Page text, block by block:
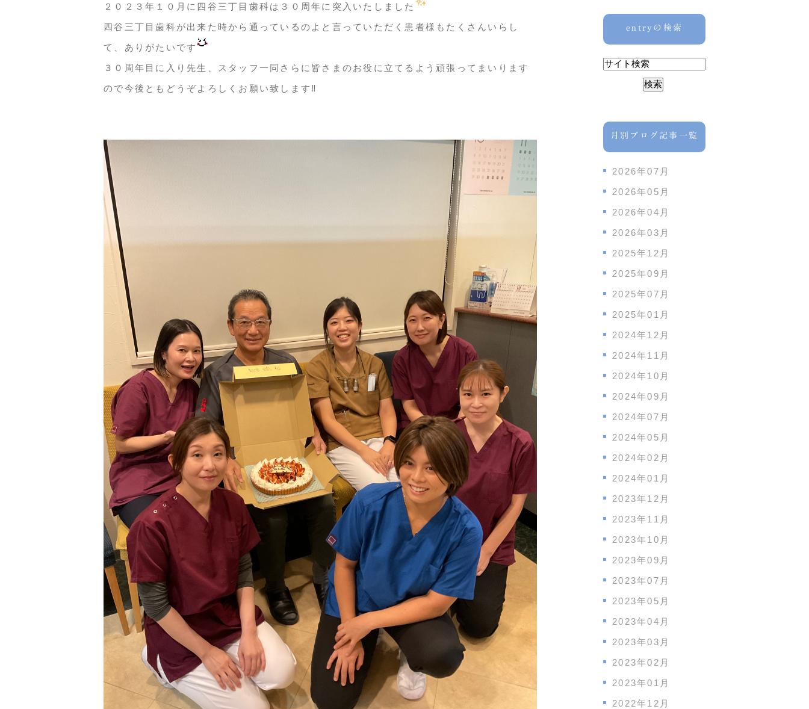
２０２３年１０月に四谷三丁目歯科は３０周年に突入いたしました
四谷三丁目歯科が出来た時から通っているのよ と 言っていただく患者様もたくさんいらし
て、ありがたいです
３０周年目に入り先生、スタッフ一同さらに皆さまのお役に立てるよう頑張ってまいります
ので今後ともどうぞよろしくお願い致します‼️
entryの検索
月別ブログ記事一覧
2026年07月
2026年05月
2026年04月
2026年03月
2025年12月
2025年09月
2025年07月
2025年01月
2024年12月
2024年11月
2024年10月
2024年09月
2024年07月
2024年05月
2024年02月
2024年01月
2023年12月
2023年11月
2023年10月
2023年09月
2023年07月
2023年05月
2023年04月
2023年03月
2023年02月
2023年01月
2022年12月